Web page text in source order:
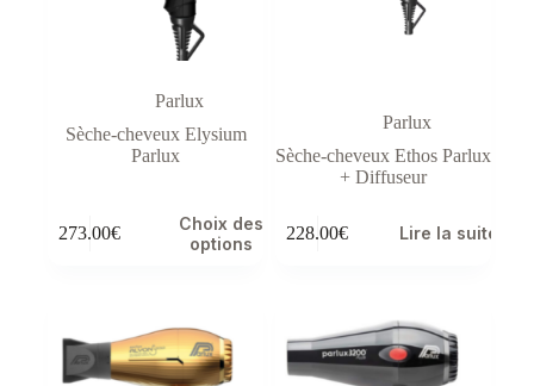
Parlux
Sèche-cheveux Elysium
Parlux
273.00€
Choix des
options
produit
options
peuvent
Parlux
Sèche-cheveux Ethos Parlux
+ Diffuseur
228.00€ Lire la suite